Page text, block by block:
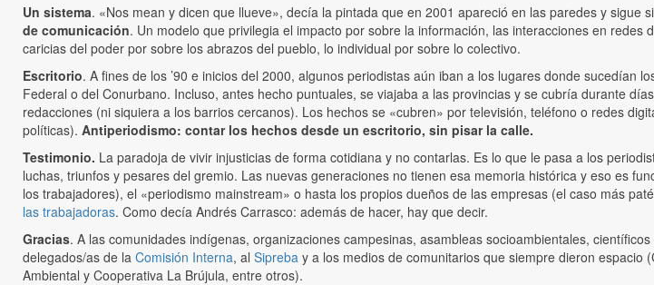
Un sistema. «Nos mean y dicen que llueve», decía la pintada que en 2001 apareció en las paredes y sigue
de comunicación. Un modelo que privilegia el impacto por sobre la información, las interacciones en
caricias del poder por sobre los abrazos del pueblo, lo individual por sobre lo colectivo.
Escritorio. A fines de los ’90 e inicios del 2000, algunos periodistas aún iban a los lugares donde
Federal o del Conurbano. Incluso, antes hecho puntuales, se viajaba a las provincias y se cubría durante
redacciones (ni siquiera a los barrios cercanos). Los hechos se «cubren» por televisión, teléfono o redes
políticas). Antiperiodismo: contar los hechos desde un escritorio, sin pisar la calle.
Testimonio. La paradoja de vivir injusticias de forma cotidiana y no contarlas. Es lo que le pasa a los
luchas, triunfos y pesares del gremio. Las nuevas generaciones no tienen esa memoria histórica y eso es
los trabajadores), el «periodismo mainstream» o hasta los propios dueños de las empresas (el caso más
las trabajadoras. Como decía Andrés Carrasco: además de hacer, hay que decir.
Gracias. A las comunidades indígenas, organizaciones campesinas, asambleas socioambientales,
delegados/as de la Comisión Interna, al Sipreba y a los medios de comunitarios que siempre dieron espacio
Ambiental y Cooperativa La Brújula, entre otros).